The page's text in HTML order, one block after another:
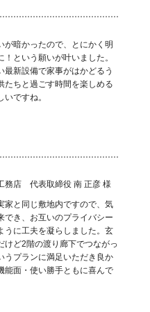
が暗かったので、とにかく明
！という願いが叶いました。
最新設備で家事がはかどるう
たちと過ごす時間を楽しめる
いですね。
務店 代表取締役 南 正彦 様
家と同じ敷地内ですので、気
でき、お互いのプライバシー
うに工夫を凝らしました。玄
けど2階の渡り廊下でつながっ
うプランに満足いただき良か
能面・使い勝手ともに喜んで